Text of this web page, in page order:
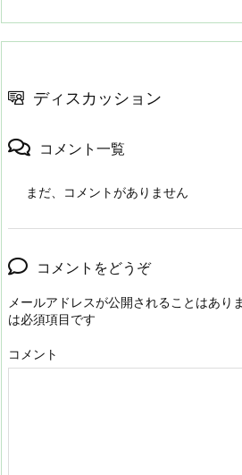
ディスカッション
コメント一覧
まだ、コメントがありません
コメントをどうぞ
メールアドレスが公開されることはあり
は必須項目です
コメント